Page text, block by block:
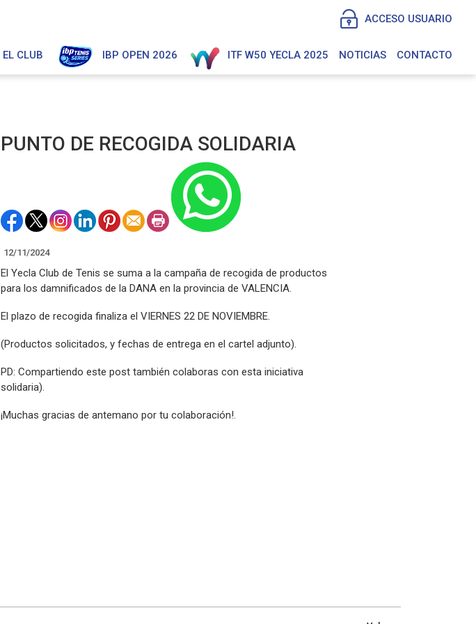
ACCESO USUARIO
EL CLUB IBP OPEN 2026 ITF W50 YECLA 2025 NOTICIAS CONTACTO
PUNTO DE RECOGIDA SOLIDARIA
12/11/2024
El Yecla Club de Tenis se suma a la campaña de recogida de productos
para los damnificados de la DANA en la provincia de VALENCIA.
El plazo de recogida finaliza el VIERNES 22 DE NOVIEMBRE.
(Productos solicitados, y fechas de entrega en el cartel adjunto).
PD: Compartiendo este post también colaboras con esta iniciativa
solidaria).
¡Muchas gracias de antemano por tu colaboración!.